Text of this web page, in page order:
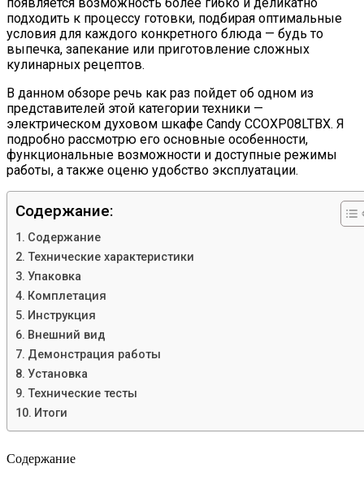
подходить к процессу готовки, подбирая оптимальные
условия для каждого конкретного блюда — будь то
выпечка, запекание или приготовление сложных
кулинарных рецептов.
В данном обзоре речь как раз пойдет об одном из
представителей этой категории техники —
электрическом духовом шкафе Candy CCOXP08LTBX. Я
подробно рассмотрю его основные особенности,
функциональные возможности и доступные режимы
работы, а также оценю удобство эксплуатации.
Содержание:
Содержание
Технические характеристики
Упаковка
Комплетация
Инструкция
Внешний вид
Демонстрация работы
Установка
Технические тесты
Итоги
Содержание